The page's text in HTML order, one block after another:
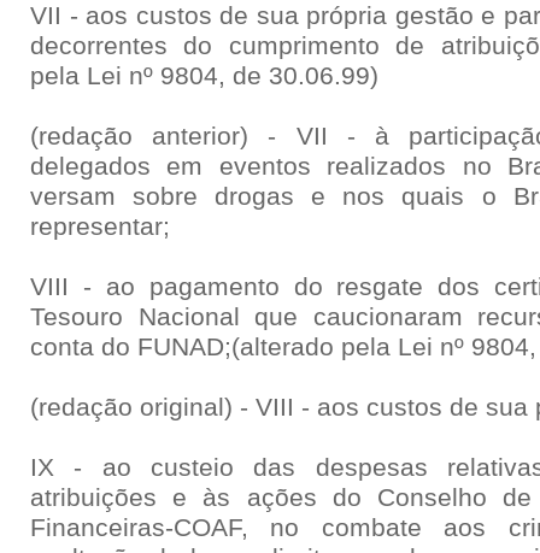
VII - aos custos de sua própria gestão e
decorrentes do cumprimento de
pela Lei nº 9804, de 30.06.99)
(redação anterior) - VII - à
delegados em eventos realizados no
versam sobre drogas e nos quais o
representar;
VIII - ao pagamento do resgate dos
Tesouro Nacional que caucionaram
conta do FUNAD;(alterado pela Lei nº
(redação original) - VIII - aos custos de sua
IX - ao custeio das despesas
atribuições e às ações do Conselho de
Financeiras-COAF, no combate aos